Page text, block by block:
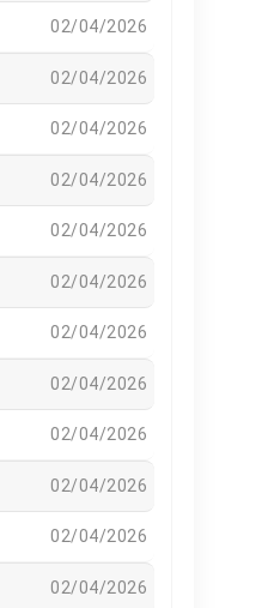
02/04/2026
02/04/2026
02/04/2026
02/04/2026
02/04/2026
02/04/2026
02/04/2026
02/04/2026
02/04/2026
02/04/2026
02/04/2026
02/04/2026